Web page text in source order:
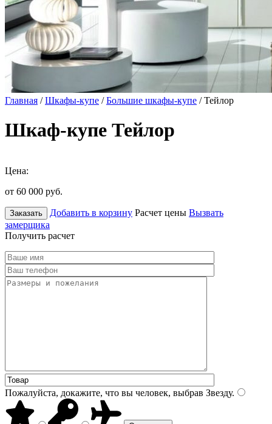
Главная /Шкафы-купе /Большие шкафы-купе / Тейлор
Шкаф-купе Тейлор
Цена:
от 60 000 руб.
Заказать Добавить в корзину Расчет цены Вызвать
замерщика
Получить расчет
Пожалуйста, докажите, что вы человек, выбрав Звезду.